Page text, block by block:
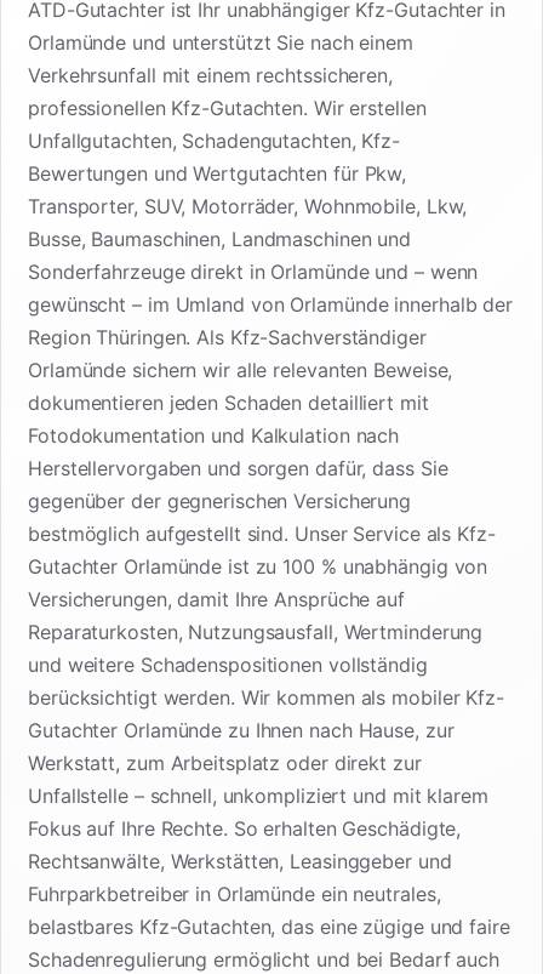
ATD-Gutachter ist Ihr unabhängiger Kfz-Gutachter in
Orlamünde und unterstützt Sie nach einem
Verkehrsunfall mit einem rechtssicheren,
professionellen Kfz-Gutachten. Wir erstellen
Unfallgutachten, Schadengutachten, Kfz-
Bewertungen und Wertgutachten für Pkw,
Transporter, SUV, Motorräder, Wohnmobile, Lkw,
Busse, Baumaschinen, Landmaschinen und
Sonderfahrzeuge direkt in Orlamünde und – wenn
gewünscht – im Umland von Orlamünde innerhalb der
Region Thüringen. Als Kfz-Sachverständiger
Orlamünde sichern wir alle relevanten Beweise,
dokumentieren jeden Schaden detailliert mit
Fotodokumentation und Kalkulation nach
Herstellervorgaben und sorgen dafür, dass Sie
gegenüber der gegnerischen Versicherung
bestmöglich aufgestellt sind. Unser Service als Kfz-
Gutachter Orlamünde ist zu 100 % unabhängig von
Versicherungen, damit Ihre Ansprüche auf
Reparaturkosten, Nutzungsausfall, Wertminderung
und weitere Schadenspositionen vollständig
berücksichtigt werden. Wir kommen als mobiler Kfz-
Gutachter Orlamünde zu Ihnen nach Hause, zur
Werkstatt, zum Arbeitsplatz oder direkt zur
Unfallstelle – schnell, unkompliziert und mit klarem
Fokus auf Ihre Rechte. So erhalten Geschädigte,
Rechtsanwälte, Werkstätten, Leasinggeber und
Fuhrparkbetreiber in Orlamünde ein neutrales,
belastbares Kfz-Gutachten, das eine zügige und faire
Schadenregulierung ermöglicht und bei Bedarf auch